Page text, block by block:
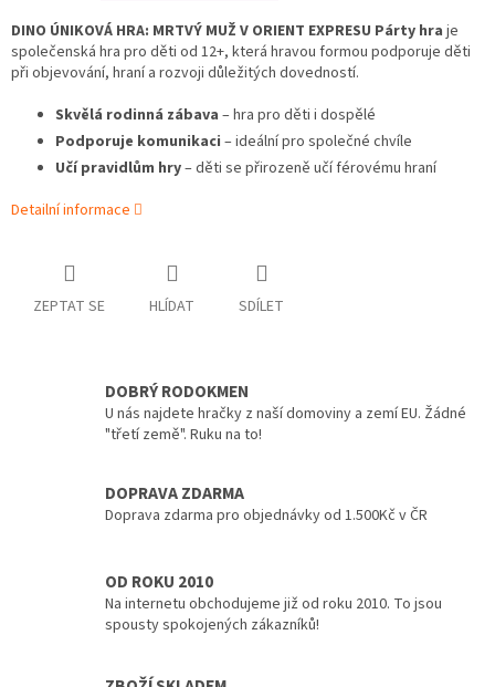
DINO ÚNIKOVÁ HRA: MRTVÝ MUŽ V ORIENT EXPRESU Párty hra je
společenská hra pro děti od 12+, která hravou formou podporuje děti
při objevování, hraní a rozvoji důležitých dovedností.
Skvělá rodinná zábava – hra pro děti i dospělé
Podporuje komunikaci – ideální pro společné chvíle
Učí pravidlům hry– děti se přirozeně učí férovému hraní
Detailní informace
ZEPTAT SE HLÍDAT SDÍLET
DOBRÝ RODOKMEN
U nás najdete hračky z naší domoviny a zemí EU. Žádné
"třetí země". Ruku na to!
DOPRAVA ZDARMA
Doprava zdarma pro objednávky od 1.500Kč v ČR
OD ROKU 2010
Na internetu obchodujeme již od roku 2010. To jsou
spousty spokojených zákazníků!